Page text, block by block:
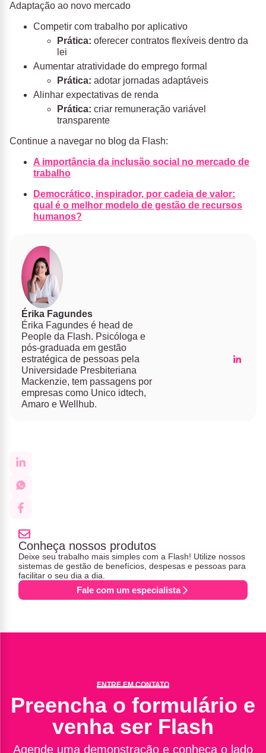
Adaptação ao novo mercado
Competir com trabalho por aplicativo
Prática: oferecer contratos flexíveis dentro da
lei
Aumentar atratividade do emprego formal
Prática: adotar jornadas adaptáveis
Alinhar expectativas de renda
Prática: criar remuneração variável
transparente
Continue a navegar no blog da Flash:
A importância da inclusão social no mercado de
trabalho
Democrático, inspirador, por cadeia de valor:
qual é o melhor modelo de gestão de recursos
humanos?
Érika Fagundes
Érika Fagundes é head de
People da Flash. Psicóloga e
pós-graduada em gestão
estratégica de pessoas pela
Universidade Presbiteriana
Mackenzie, tem passagens por
empresas como Unico idtech,
Amaro e Wellhub.
Conheça nossos produtos
Deixe seu trabalho mais simples com a Flash! Utilize nossos
sistemas de gestão de benefícios, despesas e pessoas para
facilitar o seu dia a dia.
Fale com um especialista
ENTRE EM CONTATO
Preencha o formulário e
venha ser Flash
Agende uma demonstração e conheça o lado